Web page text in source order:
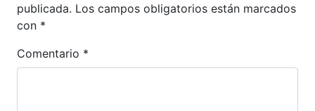
publicada. Los campos obligatorios están marcados
con *
Comentario *